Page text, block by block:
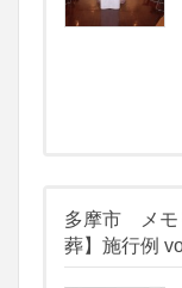
多摩市 メ
葬】施行例